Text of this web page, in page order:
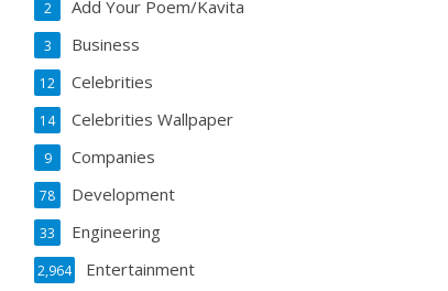
Add Your Poem/Kavita
2
Business
3
Celebrities
12
Celebrities Wallpaper
14
Companies
9
Development
78
Engineering
33
Entertainment
2,964